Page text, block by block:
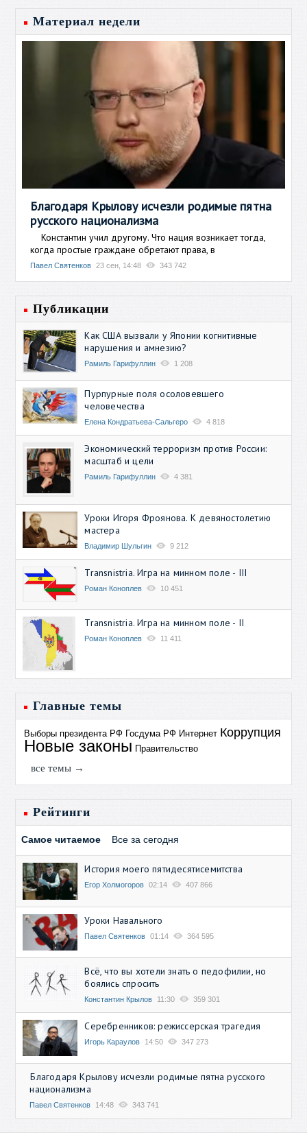
Материал недели
Благодаря Крылову исчезли родимые пятна
русского национализма
Константин учил другому. Что нация возникает тогда,
когда простые граждане обретают права, в
Павел Святенков 23 сен, 14:48 343 742
Публикации
Как США вызвали у Японии когнитивные
нарушения и амнезию?
Рамиль Гарифуллин 1 208
Пурпурные поля осоловевшего
человечества
Елена Кондратьева-Сальгеро 4 818
Экономический терроризм против России:
масштаб и цели
Рамиль Гарифуллин 4 381
Уроки Игоря Фроянова. К девяностолетию
мастера
Владимир Шульгин 9 212
Transnistria. Игра на минном поле - III
Роман Коноплев 10 451
Transnistria. Игра на минном поле - II
Роман Коноплев 11 411
Главные темы
Выборы президента РФ Госдума РФ Интернет Коррупция
Новые законы Правительство
все темы →
Рейтинги
Самое читаемое Все за сегодня
История моего пятидесятисемитства
Егор Холмогоров 02:14 407 866
Уроки Навального
Павел Святенков 01:14 364 595
Всё, что вы хотели знать о педофилии, но
боялись спросить
Константин Крылов 11:30 359 301
Серебренников: режиссерская трагедия
Игорь Караулов 14:50 347 273
Благодаря Крылову исчезли родимые пятна русского
национализма
Павел Святенков 14:48 343 741